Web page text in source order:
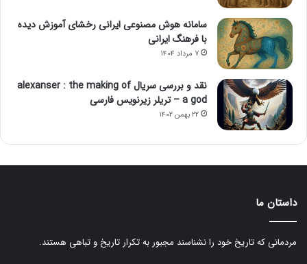
سامانه هوش مصنوعی ایرانی رخشای آموزش دیده
با فرهنگ ایرانی
۷ مرداد ۱۴۰۴
نقد و بررسی سریال alexanser : the making of
a god – تریلر زیرنویس فارسی
۲۲ بهمن ۱۴۰۲
داستان ما
مردمانی که تاریخ خود را نشناسند مجبور به تکرار تاریخ و تباهی هستند.